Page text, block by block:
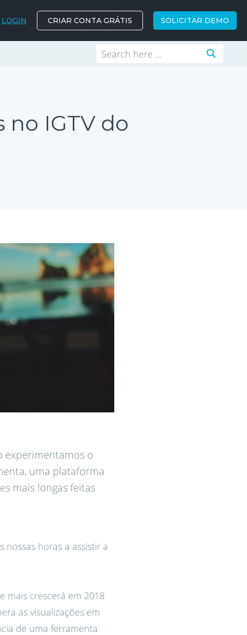
SOLICITAR DEMO
CRIAR CONTA GRÁTIS
LOGIN
IGTV do
experimentamos o
uma plataforma
mais longas feitas
nossas horas a assistir a
mais crescerá em 2018
as visualizações em
de uma ferramenta